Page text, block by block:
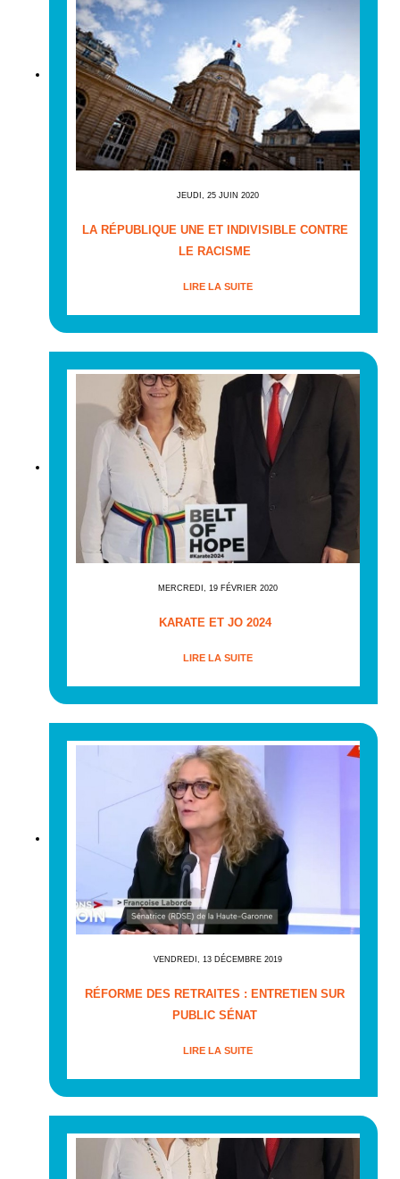
JEUDI, 25 JUIN 2020
LA RÉPUBLIQUE UNE ET INDIVISIBLE CONTRE
LE RACISME
LIRE LA SUITE
MERCREDI, 19 FÉVRIER 2020
KARATE ET JO 2024
LIRE LA SUITE
VENDREDI, 13 DÉCEMBRE 2019
RÉFORME DES RETRAITES : ENTRETIEN SUR
PUBLIC SÉNAT
LIRE LA SUITE